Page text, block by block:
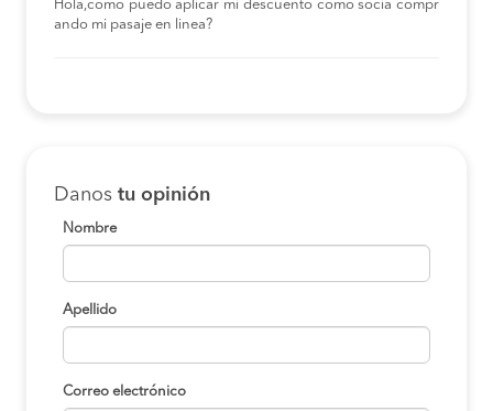
Hola,como puedo aplicar mi descuento como socia compr
ando mi pasaje en linea?
Danos tu opinión
Nombre
Apellido
Correo electrónico